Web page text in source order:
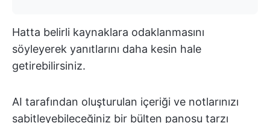
Hatta belirli kaynaklara odaklanmasını
söyleyerek yanıtlarını daha kesin hale
getirebilirsiniz.
AI tarafından oluşturulan içeriği ve notlarınızı
sabitleyebileceğiniz bir bülten panosu tarzı